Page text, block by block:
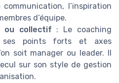
l’inspiration
d’équipe.
ou collectif : Le coaching
ses points forts et axes
soit manager ou leader. Il
sur son style de gestion